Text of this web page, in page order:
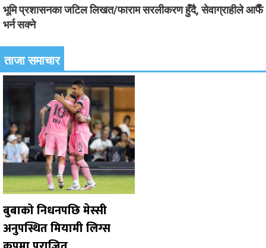
भूमि प्रशासनका जटिल लिखत/फाराम सरलीकरण हुँदै, सेवाग्राहीले आफैँ
भर्न सक्ने
ताजा समाचार
बुबाको निधनपछि मेस्सी
अनुपस्थित मियामी लिग्स